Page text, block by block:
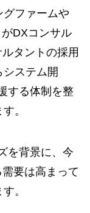
ファームや
DXコンサル
タントの採用
ステム開
する体制を整
。
を背景に、今
要は高まって
。